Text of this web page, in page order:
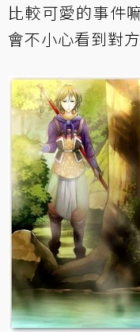
比較可愛的事件
會不小心看到對